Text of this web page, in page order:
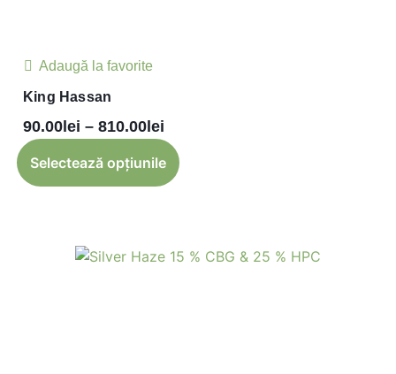
Adaugă la favorite
King Hassan
90.00lei – 810.00lei
Selectează opțiunile